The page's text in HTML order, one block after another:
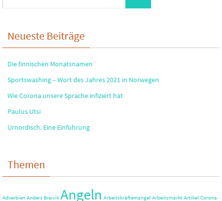
Neueste Beiträge
Die finnischen Monatsnamen
Sportswashing – Wort des Jahres 2021 in Norwegen
Wie Corona unsere Sprache infiziert hat
Paulus Utsi
Urnordisch. Eine Einführung
Themen
Adverbien Anders Breivik Angeln Arbeitskräftemangel Arbeitsmarkt Artikel Corona